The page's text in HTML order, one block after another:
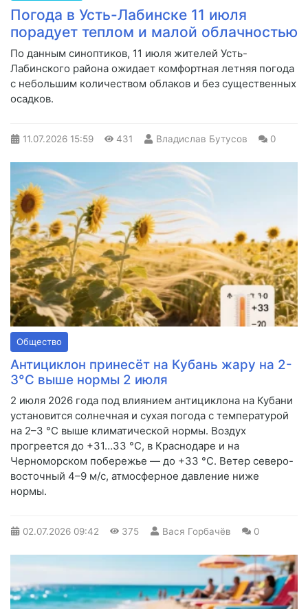
Погода в Усть-Лабинске 11 июля
порадует теплом и малой облачностью
По данным синоптиков, 11 июля жителей Усть-
Лабинского района ожидает комфортная летняя погода
с небольшим количеством облаков и без существенных
осадков.
11.07.2026 15:59 431 Владислав Бутусов 0
Общество
Антициклон принесёт на Кубань жару на 2-
3°С выше нормы 2 июля
2 июля 2026 года под влиянием антициклона на Кубани
установится солнечная и сухая погода с температурой
на 2–3 °C выше климатической нормы. Воздух
прогреется до +31…33 °C, в Краснодаре и на
Черноморском побережье — до +33 °C. Ветер северо-
восточный 4–9 м/с, атмосферное давление ниже
нормы.
02.07.2026 09:42 375 Вася Горбачёв 0